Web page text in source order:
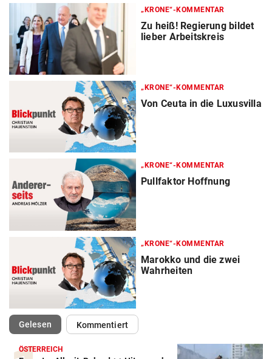
„KRONE“-KOMMENTAR
Zu heiß! Regierung bildet
lieber Arbeitskreis
„KRONE“-KOMMENTAR
Von Ceuta in die Luxusvilla
„KRONE“-KOMMENTAR
Pullfaktor Hoffnung
„KRONE“-KOMMENTAR
Marokko und die zwei
Wahrheiten
Gelesen(ausgewählt)Kommentiert
ÖSTERREICH